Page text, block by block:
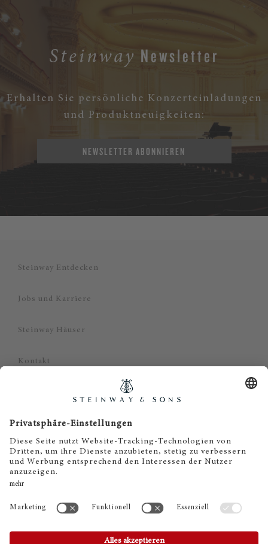
Steinway Newsletter
Erhalten Sie persönliche Konzerteinladungen
und Produktneuigkeiten:
NEWSLETTER ABONNIEREN
Steinway Entdecken
Jobs und Karriere
Steinway Häuser
Kontakt
Impressum
Haftungsausschluss
Cookie Zustimmung